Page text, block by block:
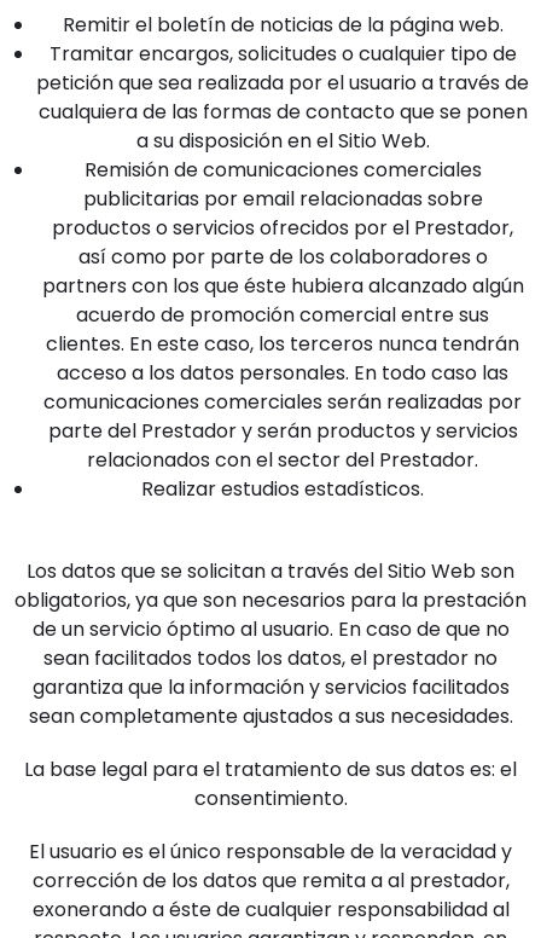
Remitir el boletín de noticias de la página web.
Tramitar encargos, solicitudes o cualquier tipo de
petición que sea realizada por el usuario a través de
cualquiera de las formas de contacto que se ponen
a su disposición en el Sitio Web.
Remisión de comunicaciones comerciales
publicitarias por email relacionadas sobre
productos o servicios ofrecidos por el Prestador,
así como por parte de los colaboradores o
partners con los que éste hubiera alcanzado algún
acuerdo de promoción comercial entre sus
clientes. En este caso, los terceros nunca tendrán
acceso a los datos personales. En todo caso las
comunicaciones comerciales serán realizadas por
parte del Prestador y serán productos y servicios
relacionados con el sector del Prestador.
Realizar estudios estadísticos.
Los datos que se solicitan a través del Sitio Web son
obligatorios, ya que son necesarios para la prestación
de un servicio óptimo al usuario. En caso de que no
sean facilitados todos los datos, el prestador no
garantiza que la información y servicios facilitados
sean completamente ajustados a sus necesidades.
La base legal para el tratamiento de sus datos es: el
consentimiento.
El usuario es el único responsable de la veracidad y
corrección de los datos que remita a al prestador,
exonerando a éste de cualquier responsabilidad al